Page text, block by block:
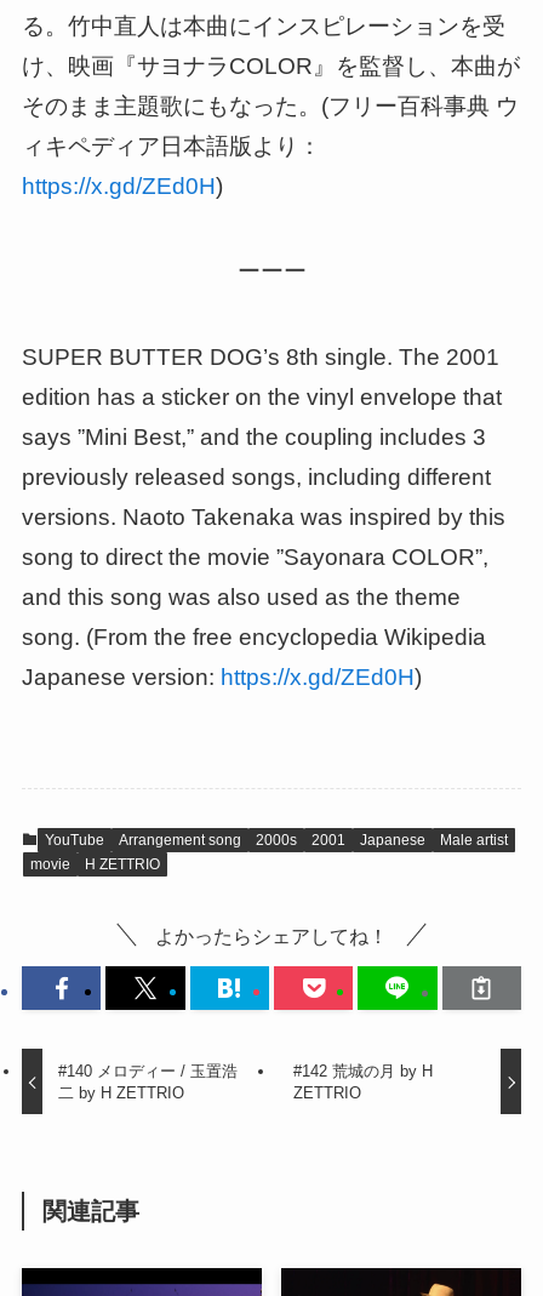
る。竹中直人は本曲にインスピレーションを受
け、映画『サヨナラCOLOR』を監督し、本曲が
そのまま主題歌にもなった。(フリー百科事典 ウ
ィキペディア日本語版より：
https://x.gd/ZEd0H)
ーーー
SUPER BUTTER DOG’s 8th single. The 2001
edition has a sticker on the vinyl envelope that
says ”Mini Best,” and the coupling includes 3
previously released songs, including different
versions. Naoto Takenaka was inspired by this
song to direct the movie ”Sayonara COLOR”,
and this song was also used as the theme
song. (From the free encyclopedia Wikipedia
Japanese version: https://x.gd/ZEd0H)
YouTube Arrangement song 2000s 2001 Japanese
Male artist
movie
H ZETTRIO
よかったらシェアしてね！
#140 メロディー / 玉置浩
二 by H ZETTRIO
#142 荒城の月 by H
ZETTRIO
関連記事